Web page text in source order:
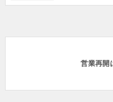
営業再開